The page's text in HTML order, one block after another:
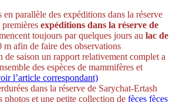
en parallèle des expéditions dans la réserve
expéditions dans la réserve de
toujours par quelques jours au lac de
m afin de faire des observations
saison un rapport relativement complet a
des espèces de mammifères et
l’article correspondant)
dans la réserve de Sarychat-Ertash
photos et une petite collection de fèces fèces